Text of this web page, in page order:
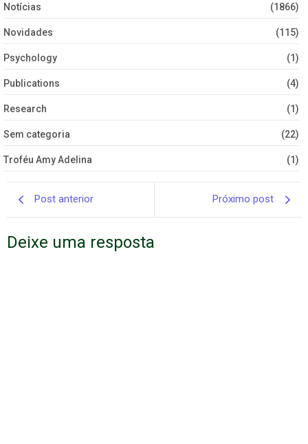
Notícias (1866)
Novidades (115)
Psychology (1)
Publications (4)
Research (1)
Sem categoria (22)
Troféu Amy Adelina (1)
Post anterior Próximo post
Deixe uma resposta